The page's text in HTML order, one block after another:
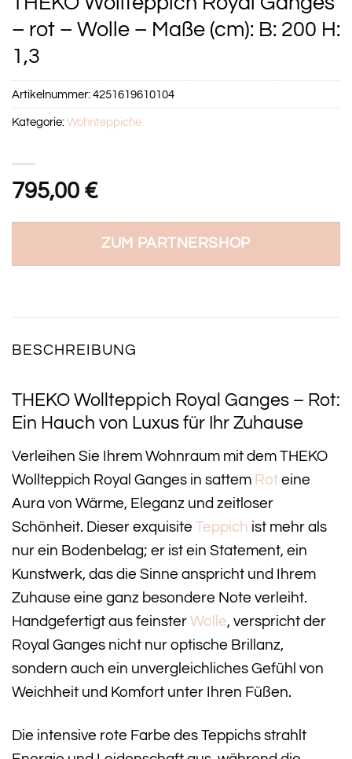
– rot – Wolle – Maße (cm): B: 200 H:
1,3
795,00 €
ZUM PARTNERSHOP
Artikelnummer:4251619610104
Kategorie:Wohnteppiche
BESCHREIBUNG
THEKO Wollteppich Royal Ganges – Rot:
Ein Hauch von Luxus für Ihr Zuhause
Verleihen Sie Ihrem Wohnraum mit dem THEKO
Wollteppich Royal Ganges in sattem Rot eine
Aura von Wärme, Eleganz und zeitloser
Schönheit. Dieser exquisite Teppich ist mehr als
nur ein Bodenbelag; er ist ein Statement, ein
Kunstwerk, das die Sinne anspricht und Ihrem
Zuhause eine ganz besondere Note verleiht.
Handgefertigt aus feinster Wolle, verspricht der
Royal Ganges nicht nur optische Brillanz,
sondern auch ein unvergleichliches Gefühl von
Weichheit und Komfort unter Ihren Füßen.
Die intensive rote Farbe des Teppichs strahlt